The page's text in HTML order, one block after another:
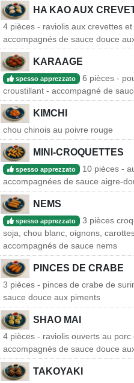
HA KAO AUX
4 pièces - raviolis aux crevettes
accompagnés de sauce douce
KARAAGE
spesso apprezzato
6 pièces -
croustillant - accompagné de
KIMCHI
chou chinois au poivre rouge
MINI-CROQUETTES
spesso apprezzato
10 pièces -
accompagnées de sauce aigre-
NEMS
spesso apprezzato
3 pièces
soja, chou blanc, oignons,
accompagnés de sauce nems
PINCES DE CRABE
3 pièces - pinces de crabe de
sauce douce aux piments
SHAO MAI
4 pièces - raviolis ouverts au
accompagnés de sauce douce
TAKOYAKI